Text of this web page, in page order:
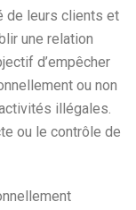
de leurs clients et
une relation
d’empêcher
ou non
illégales.
ou le contrôle de